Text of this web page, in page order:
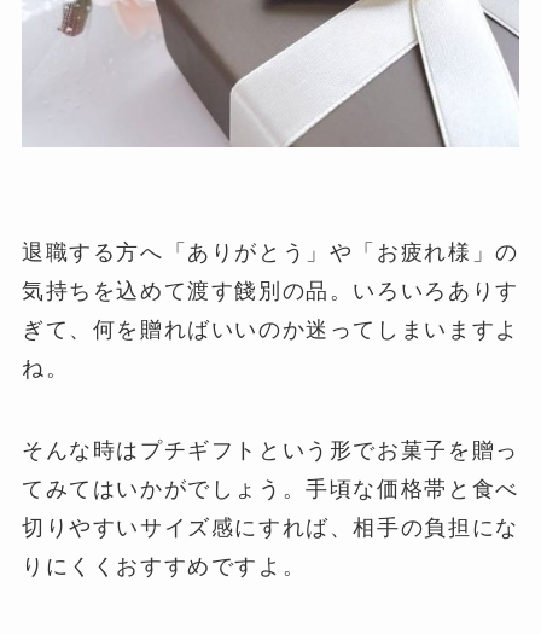
退職する方へ「ありがとう」や「お疲れ様」の
気持ちを込めて渡す餞別の品。いろいろありす
ぎて、何を贈ればいいのか迷ってしまいますよ
ね。
そんな時はプチギフトという形でお菓子を贈っ
てみてはいかがでしょう。手頃な価格帯と食べ
切りやすいサイズ感にすれば、相手の負担にな
りにくくおすすめですよ。